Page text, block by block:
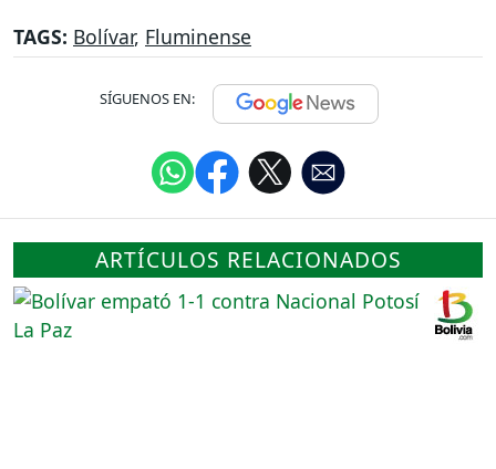
TAGS: Bolívar, Fluminense
SÍGUENOS EN:
ARTÍCULOS RELACIONADOS